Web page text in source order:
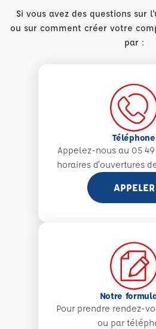
Si vous avez des questions sur
ou sur comment créer votre
par :
Téléphone
Appelez-nous au 05
horaires d'ouvertures
APPELER
Notre
Pour prendre rendez-
ou par